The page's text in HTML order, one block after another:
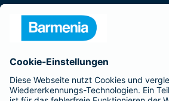
Presse
Barmenia ist Teil der
BELIEBTE SEITEN